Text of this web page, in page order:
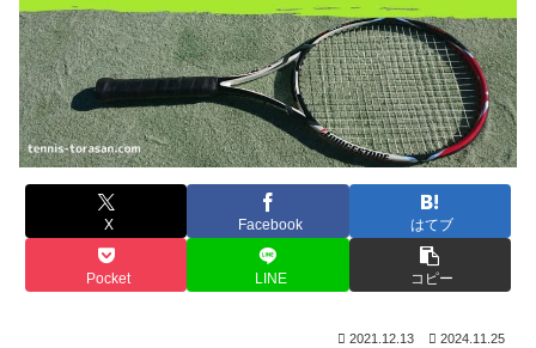
X Facebook はてブ
Pocket LINE コピー
2021.12.13 2024.11.25